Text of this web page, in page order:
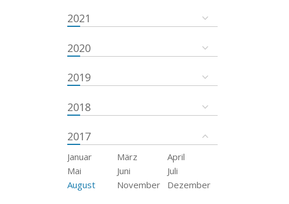
2021
2020
2019
2018
2017
Januar März
April
Mai
Juni
Juli
August
November Dezember